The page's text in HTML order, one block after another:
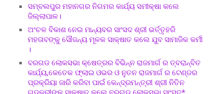
ସମ୍ବଲପୁର ମହାନଗର ନିଗମର କାର୍ଯ୍ୟ ସମୀକ୍ଷା କଲେ
ଜିଲ୍ଲାପାଳ।
ଅଂଚଳ ବିକାଶ ନେଇ ମାନ୍ୟବର ସାଂସଦ ଶ୍ରୀ ଭର୍ତ୍ତୃହରି
ମହତାବଙ୍କୁ ସୌଜନ୍ୟ ମୂଳକ ସାକ୍ଷାତ କଲେ ଯୁବ ସାମାଜିକ କର୍ମୀ
।
ବରଗଡ ଲୋକସଭା କ୍ଷେତ୍ରର ବିଭିନ୍ନ ରାଜମାର୍ଗ ର ତ୍ବରାନ୍ବିତ
କାର୍ଯ୍ୟ,କେତେକ ଫ୍ଲାଇ ଓଭର ଓ ନୁତନ ରାଜମାର୍ଗ ର ଟେଣ୍ଡର
ପ୍ରକ୍ରିୟା ଜାରି କରିବା ପାଇଁ କେନ୍ଦ୍ରମନ୍ତ୍ରୀ ଶ୍ରୀ ନିତିନ
ଗଡକରୀଙ୍କୁ ସାକ୍ଷାତ କଲେ ବରଗଡ ଲୋକସଭା ସାଂସଦ*